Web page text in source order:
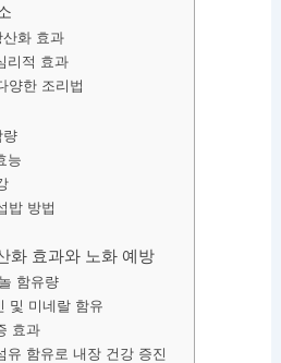
화 효과
리적 효과
양한 조리법
량
능
밥 방법
화 효과와 노화 예방
함유량
및 미네랄 함유
효과
유 함유로 내장 건강 증진